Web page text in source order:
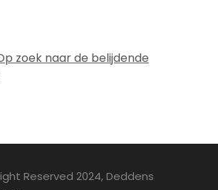
zoek naar de belijdende
Reserved 2024, Deddens